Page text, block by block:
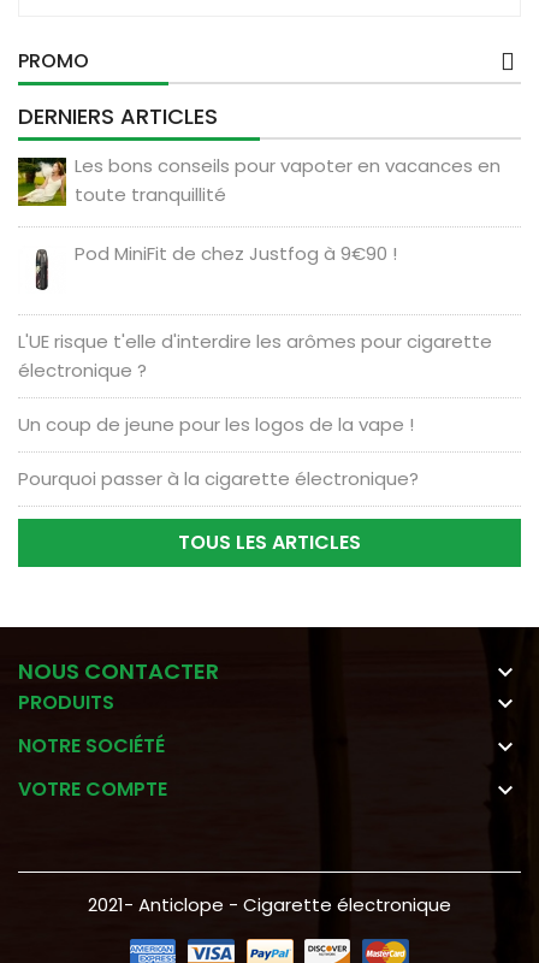
PROMO
DERNIERS ARTICLES
Les bons conseils pour vapoter en vacances en
toute tranquillité
Pod MiniFit de chez Justfog à 9€90 !
L'UE risque t'elle d'interdire les arômes pour cigarette
électronique ?
Un coup de jeune pour les logos de la vape !
Pourquoi passer à la cigarette électronique?
TOUS LES ARTICLES
NOUS CONTACTER 
PRODUITS 
NOTRE SOCIÉTÉ 
VOTRE COMPTE 
2021- Anticlope - Cigarette électronique